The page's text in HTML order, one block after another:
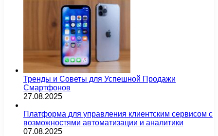
Тренды и Советы для Успешной Продажи
Смартфонов
27.08.2025
Платформа для управления клиентским сервисом с
возможностями автоматизации и аналитики
07.08.2025